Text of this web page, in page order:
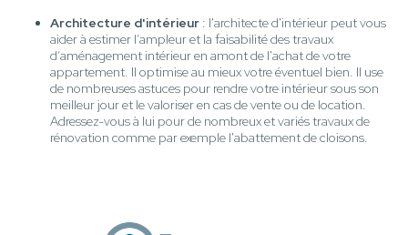
Architecture d'intérieur : l'architecte d'intérieur peut vous
aider à estimer l’ampleur et la faisabilité des travaux
d’aménagement intérieur en amont de l'achat de votre
appartement. Il optimise au mieux votre éventuel bien. Il use
de nombreuses astuces pour rendre votre intérieur sous son
meilleur jour et le valoriser en cas de vente ou de location.
Adressez-vous à lui pour de nombreux et variés travaux de
rénovation comme par exemple l'abattement de cloisons.